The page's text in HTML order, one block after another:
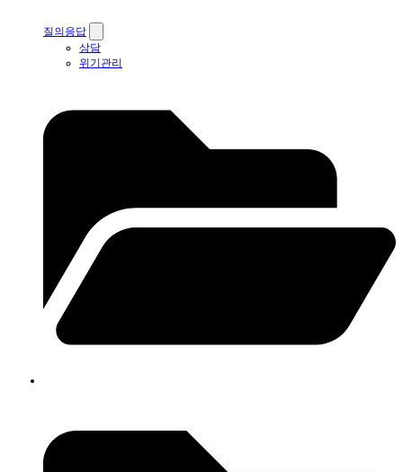
질의응답
상담
위기관리